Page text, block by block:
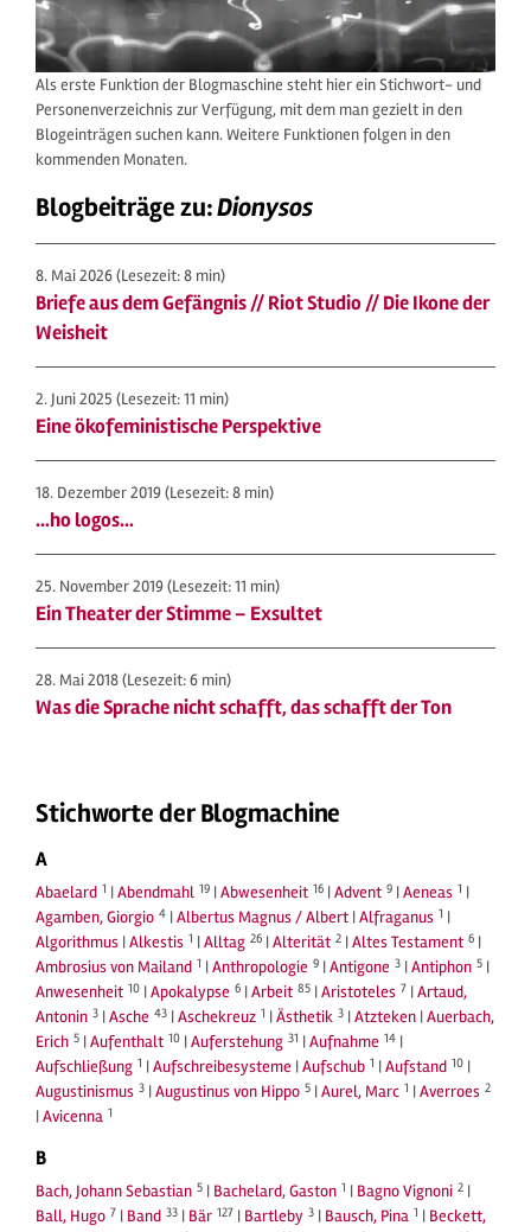
Als erste Funktion der Blogmaschine steht hier ein Stichwort- und
Personenverzeichnis zur Verfügung, mit dem man gezielt in den
Blogeinträgen suchen kann. Weitere Funktionen folgen in den
kommenden Monaten.
Blogbeiträge zu:Dionysos
8. Mai 2026(Lesezeit: 8 min)
Briefe aus dem Gefängnis // Riot Studio // Die Ikone der
Weisheit
2. Juni 2025 (Lesezeit: 11 min)
Eine ökofeministische Perspektive
18. Dezember 2019(Lesezeit: 8 min)
…ho logos…
25. November 2019(Lesezeit: 11 min)
Ein Theater der Stimme – Exsultet
28. Mai 2018(Lesezeit: 6 min)
Was die Sprache nicht schafft, das schafft der Ton
Stichworte der Blogmachine
A
Abaelard 1 |Abendmahl 19 |Abwesenheit 16 |Advent 9 |Aeneas 1 |
Agamben, Giorgio 4 |Albertus Magnus / Albert |Alfraganus 1 |
Algorithmus |Alkestis 1 |Alltag 26 |Alterität 2 |Altes Testament 6 |
Ambrosius von Mailand 1 |Anthropologie 9 |Antigone 3 |Antiphon 5 |
Anwesenheit 10 |Apokalypse 6 |Arbeit 85 |Aristoteles 7 |Artaud,
Antonin 3 |Asche 43 |Aschekreuz 1 |Ästhetik 3 |Atzteken |Auerbach,
Erich 5 |Aufenthalt 10 |Auferstehung 31 |Aufnahme 14 |
Aufschließung 1 |Aufschreibesysteme |Aufschub 1 |Aufstand 10 |
Augustinismus 3 |Augustinus von Hippo 5 |Aurel, Marc 1 |Averroes 2
|Avicenna 1
B
Bach, Johann Sebastian 5 | Bachelard, Gaston 1 | Bagno Vignoni 2 |
Ball, Hugo 7 | Band 33 | Bär 127 | Bartleby 3 | Bausch, Pina 1 | Beckett,